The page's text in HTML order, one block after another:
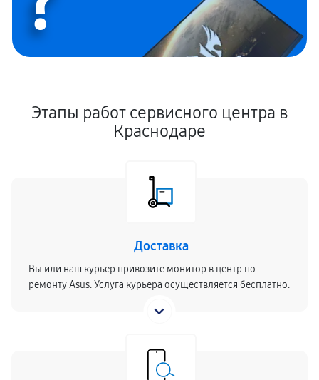
Этапы работ сервисного центра в
Краснодаре
Доставка
Вы или наш курьер привозите монитор в центр по
ремонту Asus. Услуга курьера осуществляется бесплатно.